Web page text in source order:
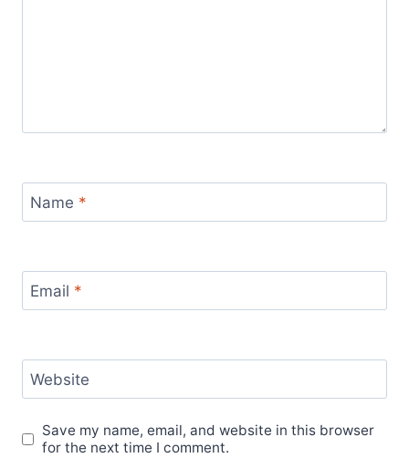
Name *
Email *
Website
Save my name, email, and website in this browser
for the next time I comment.